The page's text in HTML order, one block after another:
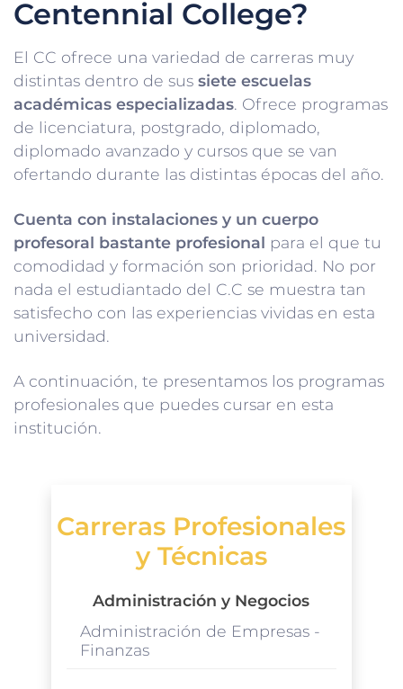
Centennial College?
El CC ofrece una variedad de carreras muy
distintas dentro de sus siete escuelas
académicas especializadas. Ofrece programas
de licenciatura, postgrado, diplomado,
diplomado avanzado y cursos que se van
ofertando durante las distintas épocas del año.
Cuenta con instalaciones y un cuerpo
profesoral bastante profesional para el que tu
comodidad y formación son prioridad. No por
nada el estudiantado del C.C se muestra tan
satisfecho con las experiencias vividas en esta
universidad.
A continuación, te presentamos los programas
profesionales que puedes cursar en esta
institución.
Carreras Profesionales
y Técnicas
Administración y Negocios
Administración de Empresas -
Finanzas